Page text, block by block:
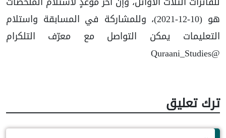
هو (10-12-2021)، وللمشاركة في المسابقة واستلام
التعليمات يمكن التواصل مع معرّف التلكرام
@Quraani_Studies
ترك تعليق